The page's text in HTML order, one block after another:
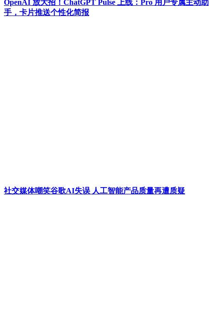
OpenAI 放大招！ChatGPT Pulse 上线：Pro 用户专属主动助
手，卡片推送个性化简报
社交媒体嘲笑谷歌AI失误 人工智能产品质量再遭质疑